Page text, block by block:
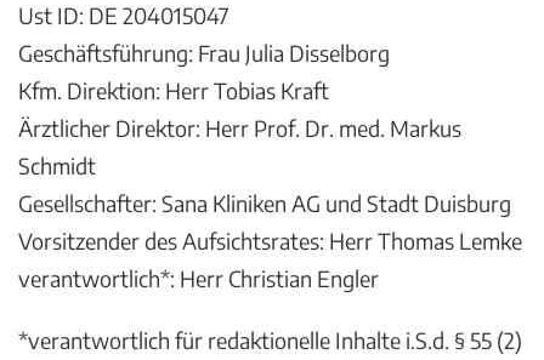
Ust ID: DE 204015047
Geschäftsführung: Frau Julia Disselborg
Kfm. Direktion: Herr Tobias Kraft
Ärztlicher Direktor: Herr Prof. Dr. med. Markus
Schmidt
Gesellschafter: Sana Kliniken AG und Stadt Duisburg
Vorsitzender des Aufsichtsrates: Herr Thomas Lemke
verantwortlich*: Herr Christian Engler
*verantwortlich für redaktionelle Inhalte i.S.d. § 55 (2)